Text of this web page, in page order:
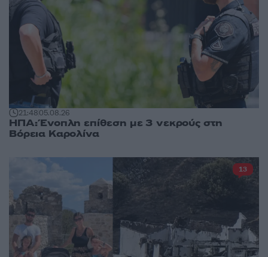
21:4805.08.26
ΗΠΑ: Ένοπλη επίθεση με 3 νεκρούς στη
Βόρεια Καρολίνα
13